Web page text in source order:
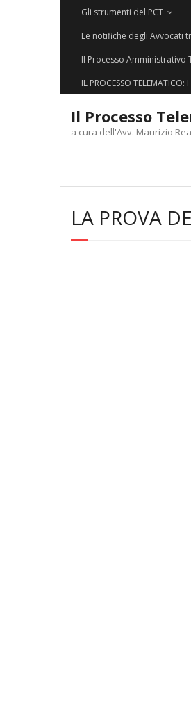
Gli strumenti del PCT
Le notifiche degli Avvocati
Il Processo Amministrativo
IL PROCESSO TELEMATICO:
Il Processo
a cura dell'Avv. Maurizio
LA PROVA